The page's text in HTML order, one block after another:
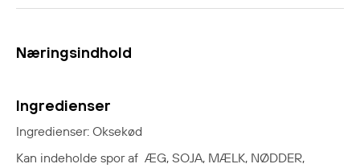
Næringsindhold
Ingredienser
Ingredienser: Oksekød
Kan indeholde spor af ÆG, SOJA, MÆLK, NØDDER,